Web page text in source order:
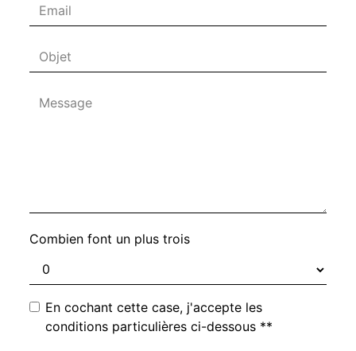
Combien font un plus trois
En cochant cette case, j'accepte les
conditions particulières ci-dessous **